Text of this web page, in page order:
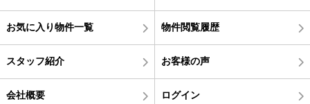
お気に入り物件一覧 物件閲覧履歴
スタッフ紹介 お客様の声
会社概要 ログイン